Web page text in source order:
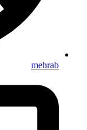
mehrab